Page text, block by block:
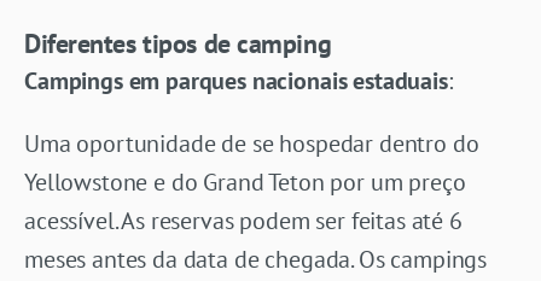
Diferentes tipos de camping
Campings em parques nacionais estaduais:
Uma oportunidade de se hospedar dentro do
Yellowstone e do Grand Teton por um preço
acessível. As reservas podem ser feitas até 6
meses antes da data de chegada. Os campings